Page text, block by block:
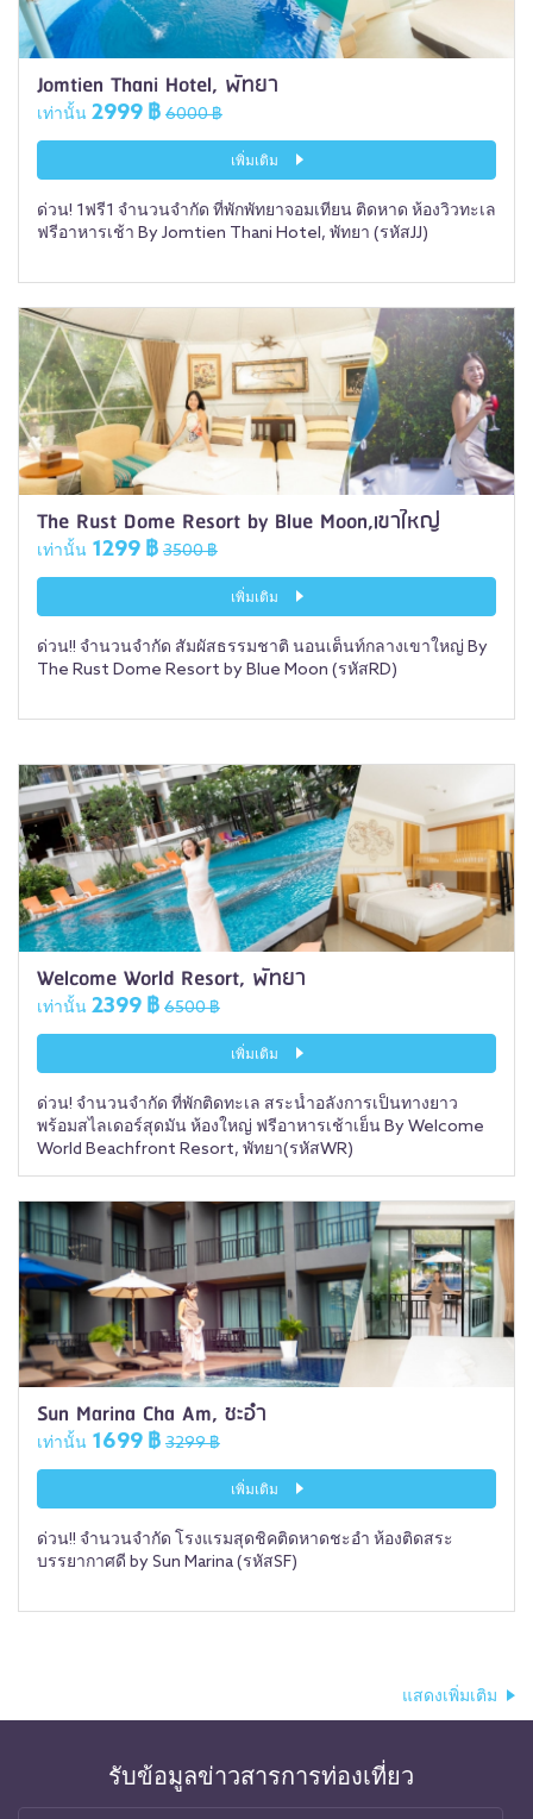
Jomtien Thani Hotel, พัทยา
เท่านั้น 2999 ฿ 6000 ฿
เพิ่มเติม
ด่วน! 1ฟรี1 จำนวนจำกัด ที่พักพัทยาจอมเทียน ติดหาด ห้องวิวทะเล
ฟรีอาหารเช้า By Jomtien Thani Hotel, พัทยา (รหัสJJ)
The Rust Dome Resort by Blue Moon,เขาใหญ่
เท่านั้น 1299 ฿ 3500 ฿
เพิ่มเติม
ด่วน!! จำนวนจำกัด สัมผัสธรรมชาติ นอนเต็นท์กลางเขาใหญ่ By
The Rust Dome Resort by Blue Moon (รหัสRD)
Welcome World Resort, พัทยา
เท่านั้น 2399 ฿ 6500 ฿
เพิ่มเติม
ด่วน! จำนวนจำกัด ที่พักติดทะเล สระน้ำอลังการเป็นทางยาว
พร้อมสไลเดอร์สุดมัน ห้องใหญ่ ฟรีอาหารเช้าเย็น By Welcome
World Beachfront Resort, พัทยา(รหัสWR)
Sun Marina Cha Am, ชะอำ
เท่านั้น 1699 ฿ 3299 ฿
เพิ่มเติม
ด่วน!! จำนวนจำกัด โรงแรมสุดชิคติดหาดชะอำ ห้องติดสระ
บรรยากาศดี by Sun Marina (รหัสSF)
แสดงเพิ่มเติม
รับข้อมูลข่าวสารการท่องเที่ยว